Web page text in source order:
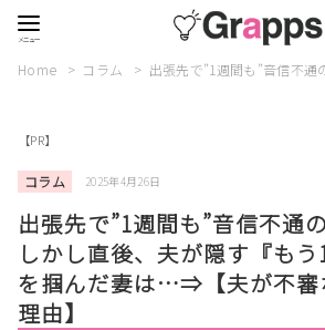
Home コラム 出張先で”1週間も”音信不
【PR】
コラム 2025年4月26日
出張先で”1週間も”音信不通
しかし直後、夫が隠す『もう
を掴んだ妻は…⇒【夫が不審
理由】